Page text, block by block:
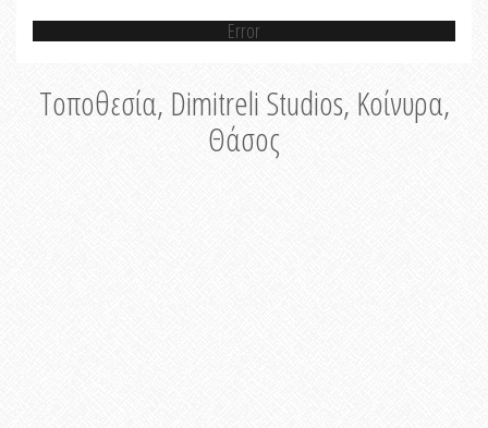
Error
Τοποθεσία, Dimitreli Studios, Κοίνυρα,
Θάσος